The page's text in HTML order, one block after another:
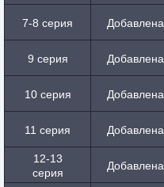
7-8 серия Добавлена
9 серия Добавлена
10 серия Добавлена
11 серия Добавлена
12-13
серия
Добавлена